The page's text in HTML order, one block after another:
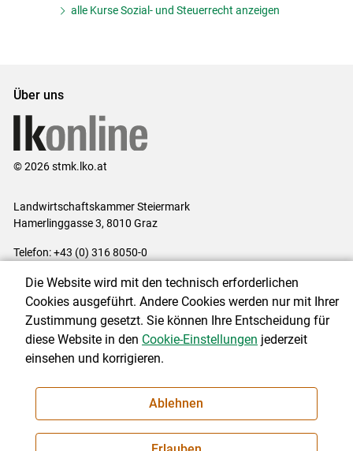
alle Kurse Sozial- und Steuerrecht anzeigen
Über uns
© 2026 stmk.lko.at
Landwirtschaftskammer Steiermark
Hamerlinggasse 3, 8010 Graz
Telefon: +43 (0) 316 8050-0
Impressum|Kontakt|Datenschutzerklärung|Barrierefreiheit|
Cookie-Einstellungen
NEWSLETTER
Die Website wird mit den technisch erforderlichen
Cookies ausgeführt. Andere Cookies werden nur mit Ihrer
Zustimmung gesetzt. Sie können Ihre Entscheidung für
diese Website in den Cookie-Einstellungen jederzeit
einsehen und korrigieren.
Ablehnen